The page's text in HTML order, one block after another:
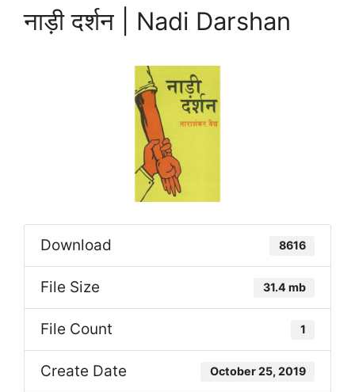
नाड़ी दर्शन | Nadi Darshan
Download 8616
File Size 31.4 mb
File Count 1
Create Date October 25, 2019